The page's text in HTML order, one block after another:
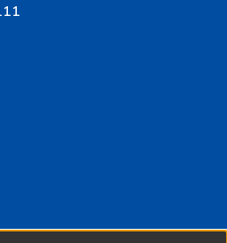
repositorio.ins.gob.pe estan